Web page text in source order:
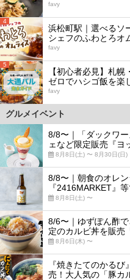
favy
4
浜松町駅｜選べるソ
シェフのふわとろオ
favy
5
【初心者必見】札
ゼロでハシゴ飯を楽
favy
グルメイベント
8/8〜｜「ダックワ
ェなど限定販売『ヨ
8月8日(土) 〜 8月30日(日)
8/8〜｜朝食のオレ
『2416MARKET』
8月8日(土) 〜
8/6〜｜ゆずぽん酢
定のカルビ丼を販売
8月6日(木) 〜
『焼きたてのかる
売！大人気の「豚カ